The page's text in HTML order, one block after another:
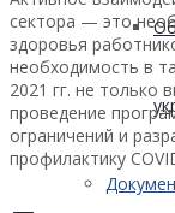
сектора — это
здоровья
необходимость в
2021 гг. не только
проведение
ограничений и
профилактику